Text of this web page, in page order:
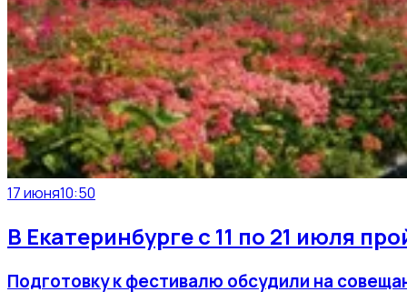
17 июня10:50
В Екатеринбурге с 11 по 21 июля
Подготовку к фестивалю обсудили на